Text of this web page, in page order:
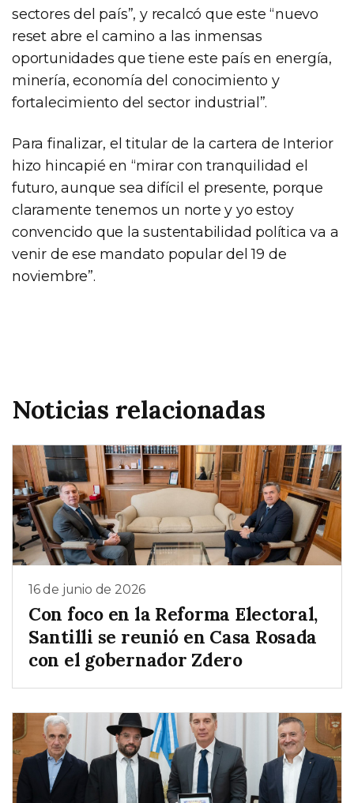
sectores del país”, y recalcó que este “nuevo
reset abre el camino a las inmensas
oportunidades que tiene este país en energía,
minería, economía del conocimiento y
fortalecimiento del sector industrial”.
Para finalizar, el titular de la cartera de Interior
hizo hincapié en “mirar con tranquilidad el
futuro, aunque sea difícil el presente, porque
claramente tenemos un norte y yo estoy
convencido que la sustentabilidad política va a
venir de ese mandato popular del 19 de
noviembre”.
Noticias relacionadas
16 de junio de 2026
Con foco en la Reforma Electoral,
Santilli se reunió en Casa Rosada
con el gobernador Zdero